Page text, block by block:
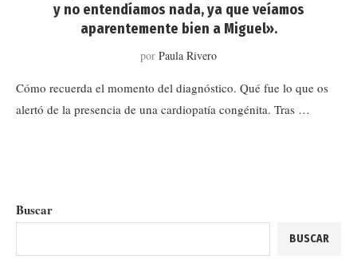
y no entendíamos nada, ya que veíamos
aparentemente bien a Miguel».
por Paula Rivero
Cómo recuerda el momento del diagnóstico. Qué fue lo que os
alertó de la presencia de una cardiopatía congénita. Tras …
Buscar
BUSCAR